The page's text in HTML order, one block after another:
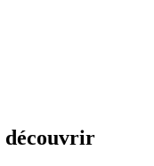
découvrir